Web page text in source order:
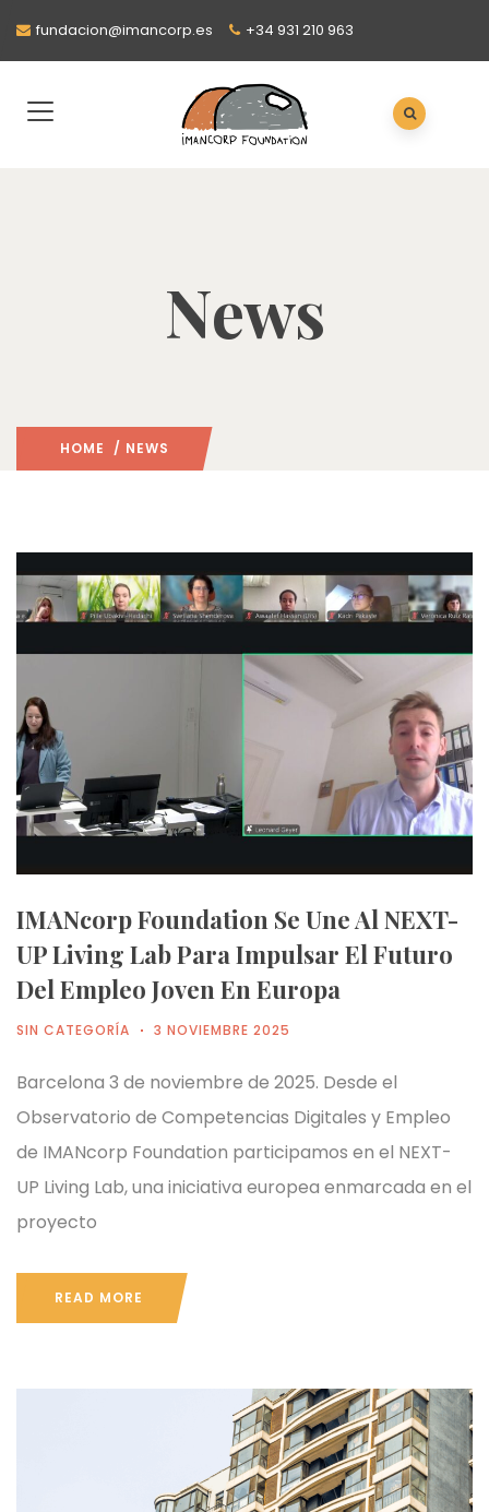
fundacion@imancorp.es +34 931 210 963
News
HOME / NEWS
IMANcorp Foundation Se Une Al NEXT-
UP Living Lab Para Impulsar El Futuro
Del Empleo Joven En Europa
SIN CATEGORÍA 3 NOVIEMBRE 2025
Barcelona 3 de noviembre de 2025. Desde el
Observatorio de Competencias Digitales y Empleo
de IMANcorp Foundation participamos en el NEXT-
UP Living Lab, una iniciativa europea enmarcada en el
proyecto
READ MORE